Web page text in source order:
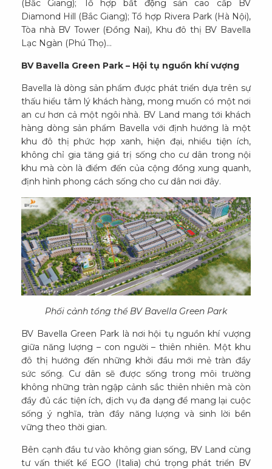
(Bắc Giang); Tổ hợp bất động sản cao cấp BV
Diamond Hill (Bắc Giang); Tổ hợp Rivera Park (Hà Nội),
Tòa nhà BV Tower (Đồng Nai), Khu đô thị BV Bavella
Lạc Ngàn (Phú Thọ)…
BV Bavella Green Park – Hội tụ nguồn khí vượng
Bavella là dòng sản phẩm được phát triển dựa trên sự
thấu hiểu tâm lý khách hàng, mong muốn có một nơi
an cư hơn cả một ngôi nhà. BV Land mang tới khách
hàng dòng sản phẩm Bavella với định hướng là một
khu đô thị phức hợp xanh, hiện đại, nhiều tiện ích,
không chỉ gia tăng giá trị sống cho cư dân trong nội
khu mà còn là điểm đến của cộng đồng xung quanh,
định hình phong cách sống cho cư dân nơi đây.
Phối cảnh tổng thể BV Bavella Green Park
BV Bavella Green Park là nơi hội tụ nguồn khí vượng
giữa năng lượng – con người – thiên nhiên. Một khu
đô thị hướng đến những khởi đầu mới mẻ tràn đầy
sức sống. Cư dân sẽ được sống trong môi trường
không những tràn ngập cảnh sắc thiên nhiên mà còn
đầy đủ các tiện ích, dịch vụ đa dạng để mang lại cuộc
sống ý nghĩa, tràn đầy năng lượng và sinh lời bền
vững theo thời gian.
Bên cạnh đầu tư vào không gian sống, BV Land cùng
tư vấn thiết kế EGO (Italia) chú trọng phát triển BV